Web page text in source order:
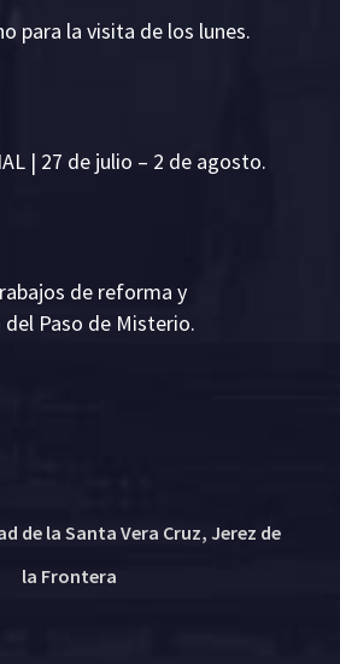
para la visita de los lunes.
| 27 de julio – 2 de agosto.
de reforma y
Paso de Misterio.
de la Santa Vera Cruz, Jerez de
la Frontera